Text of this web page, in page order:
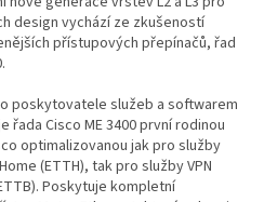
design vychází ze zkušeností
přístupových přepínačů, řad
poskytovatele služeb a softwarem
Cisco ME 3400 první rodinou
optimalizovanou jak pro služby
(ETTH), tak pro služby VPN
Poskytuje kompletní